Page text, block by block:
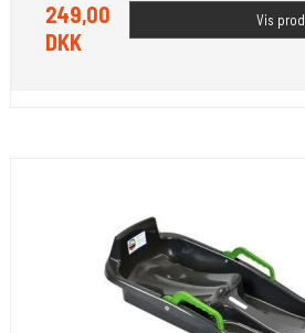
249,00
DKK
Vis